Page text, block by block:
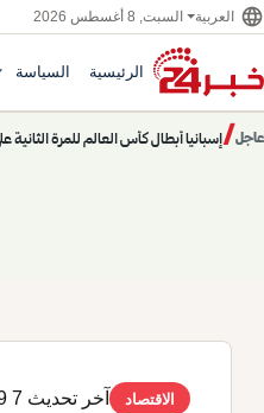
language العربية السبت, 8 أغسطس 2026
الرئيسية السياسة
عاجل/
إسبانيا أبطال كأس العالم للمرة
حديث الساعةحديث الساعة: سيناريوهات
الاقتصاد آخر تحديث 7 June 2026 15:49